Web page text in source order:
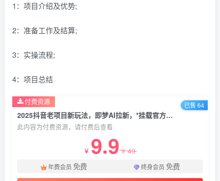
1：项目介绍及优势;
2：准备工作及结算;
3：实操流程;
4：项目总结
2025抖音老项目新玩法，即梦AI拉新，*挂载官方渠道，几分钟一条原创作品，全职干单日收益数张
此内容为付费资源，请付费后查看
￥ 9.9￥49
年费会员 免费 终身会员 免费
付费资源 已售 64